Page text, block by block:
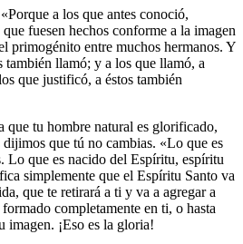
a los que antes conoció,
fuesen hechos conforme a la imagen
primogénito entre muchos hermanos. Y
también llamó; y a los que llamó, a
que justificó, a éstos también
tu hombre natural es glorificado,
que tú no cambias. «Lo que es
Lo que es nacido del Espíritu, espíritu
simplemente que el Espíritu Santo va
que te retirará a ti y va a agregar a
completamente en ti, o hasta
imagen. ¡Eso es la gloria!